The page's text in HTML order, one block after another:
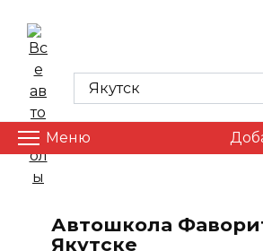
content
Меню
Автошкола
Якутске